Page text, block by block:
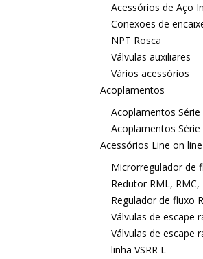
Acessórios de Aço
Conexões de
NPT Rosca
Válvulas auxiliares
Vários acessórios
Acoplamentos
Acoplamentos Série
Acoplamentos Série
Acessórios Line on line
Microrregulador de
Redutor RML, RMC,
Regulador de fluxo
Válvulas de escape
Válvulas de escape
linha VSRR L